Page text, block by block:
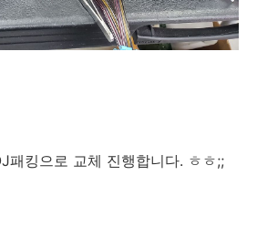
패킹으로 교체 진행합니다. ㅎㅎ;;